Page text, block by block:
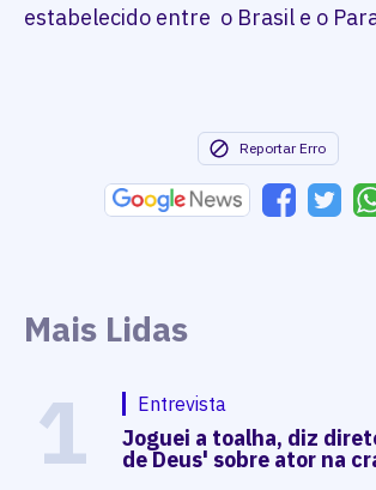
estabelecido entre o Brasil e o
Reportar Erro
Mais Lidas
1 Entrevista
Joguei a toalha, diz
de Deus' sobre ator na